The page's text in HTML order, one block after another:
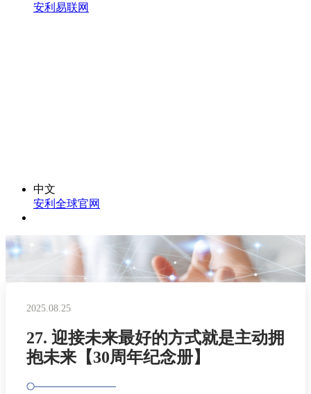
安利易联网
中文
安利全球官网
2025.08.25
27. 迎接未来最好的方式就是主动拥
抱未来【30周年纪念册】